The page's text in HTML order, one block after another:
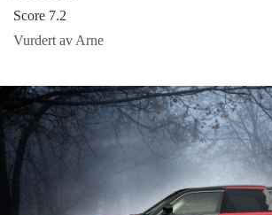
Score 7.2
Vurdert av Arne